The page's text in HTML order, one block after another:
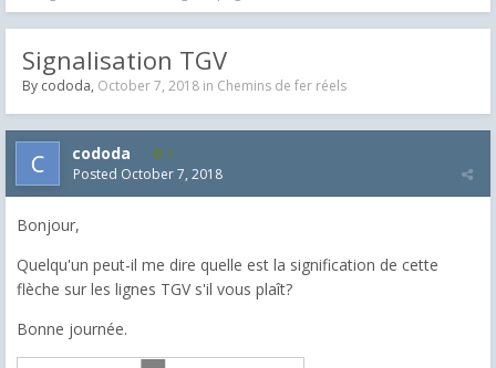
Signalisation TGV
By cododa, October 7, 2018 in Chemins de fer réels
cododa 2
Posted October 7, 2018
Bonjour,
Quelqu'un peut-il me dire quelle est la signification de cette
flèche sur les lignes TGV s'il vous plaît?
Bonne journée.